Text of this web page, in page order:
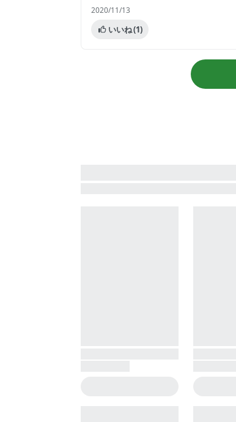
2020/11/13
いいね(1)